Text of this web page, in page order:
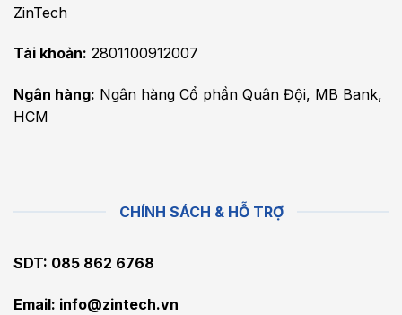
ZinTech
Tài khoản: 2801100912007
Ngân hàng: Ngân hàng Cổ phần Quân Đội, MB Bank,
HCM
CHÍNH SÁCH & HỖ TRỢ
SDT: 085 862 6768
Email: info@zintech.vn